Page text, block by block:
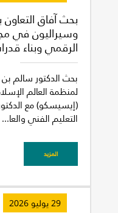
غير راض للغاية
بحث آفاق
وسيراليون في
الرقمي وبناء
بحث الدكتور سالم بن
لمنظمة العالم
(إيسيسكو) مع
التعليم الفني والعا...
المزيد
29 يوليو 2026